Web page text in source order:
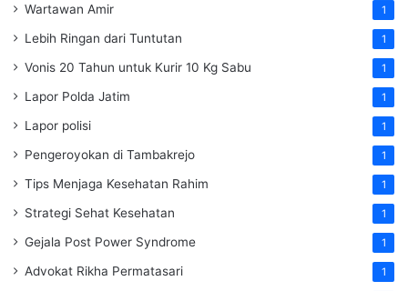
Wartawan Amir 1
Lebih Ringan dari Tuntutan 1
Vonis 20 Tahun untuk Kurir 10 Kg Sabu 1
Lapor Polda Jatim 1
Lapor polisi 1
Pengeroyokan di Tambakrejo 1
Tips Menjaga Kesehatan Rahim 1
Strategi Sehat Kesehatan 1
Gejala Post Power Syndrome 1
Advokat Rikha Permatasari 1